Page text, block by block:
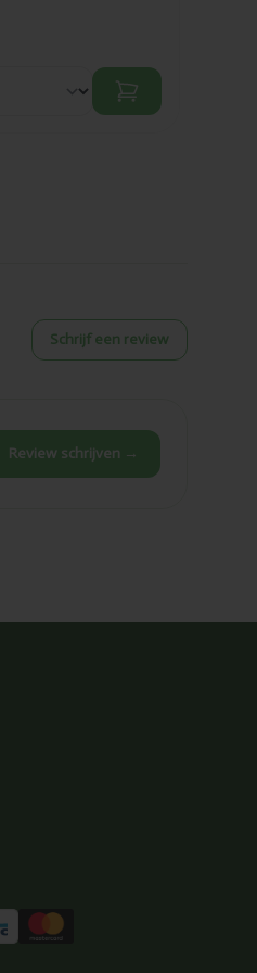
Schrijf een review
Review schrijven →